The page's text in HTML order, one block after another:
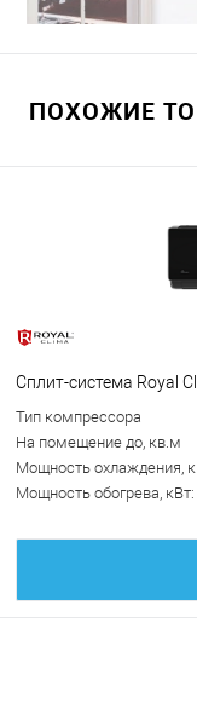
ПОХОЖИЕ
Сплит-система Royal
Тип компрессора
На помещение до, кв.м
Мощность охлаждения,
Мощность обогрева, кВт: